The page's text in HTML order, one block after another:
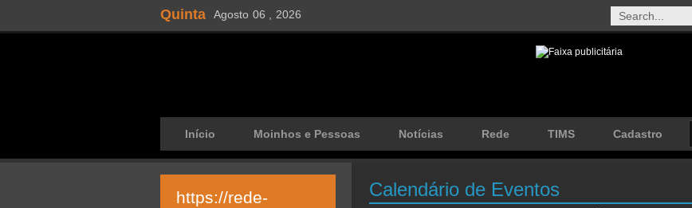
Quinta Agosto 06 , 2026
Início Moinhos e Pessoas Notícias Rede TIMS Cadastro
Calendário de Eventos
https://rede-